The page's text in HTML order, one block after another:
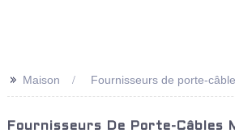
>> Maison Fournisseurs de porte-
Fournisseurs De Porte-Câbles